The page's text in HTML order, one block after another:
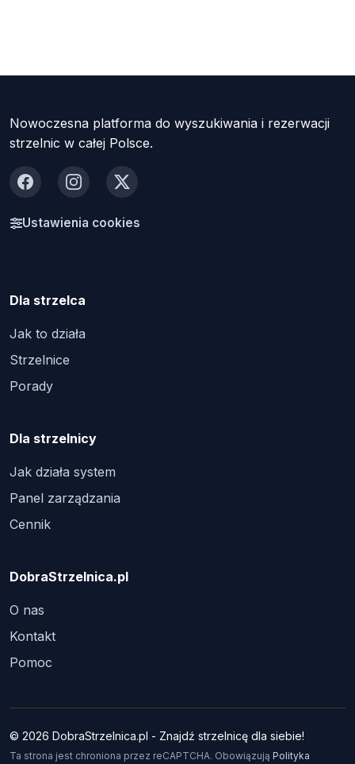
Nowoczesna platforma do wyszukiwania i rezerwacji
strzelnic w całej Polsce.
FacebookInstagram
X
Ustawienia cookies
Dla strzelca
Jak to działa
Strzelnice
Porady
Dla strzelnicy
Jak działa system
Panel zarządzania
Cennik
DobraStrzelnica.pl
O nas
Kontakt
Pomoc
© 2026 DobraStrzelnica.pl - Znajdź strzelnicę dla siebie!
Ta strona jest chroniona przez reCAPTCHA. Obowiązują Polityka